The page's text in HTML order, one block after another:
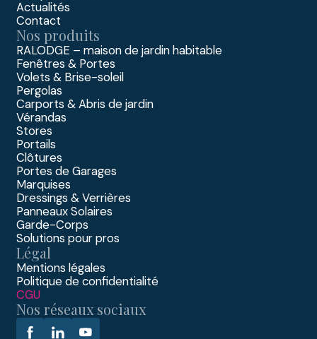
Actualités
Contact
Nos produits
RALODGE – maison de jardin habitable
Fenêtres & Portes
Volets & Brise-soleil
Pergolas
Carports & Abris de jardin
Vérandas
Stores
Portails
Clôtures
Portes de Garages
Marquises
Dressings & Verrières
Panneaux Solaires
Garde-Corps
Solutions pour pros
Légal
Mentions légales
Politique de confidentialité
CGU
Nos réseaux sociaux